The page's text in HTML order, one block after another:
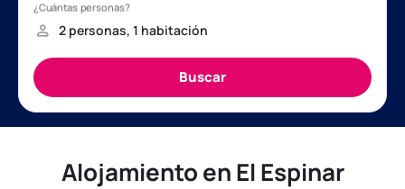
Alojamiento en El Espinar